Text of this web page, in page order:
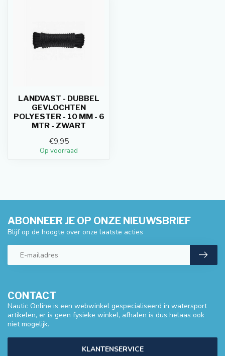
LANDVAST - DUBBEL
GEVLOCHTEN
POLYESTER - 10 MM - 6
MTR - ZWART
€9,95
Op voorraad
CONTACT
Nautic Online is een webwinkel gespecialiseerd in watersport
artikelen, er is geen fysieke winkel, afhalen is dus helaas ook
niet mogelijk.
KLANTENSERVICE
ABONNEER JE OP ONZE NIEUWSBRIEF
Blijf op de hoogte over onze laatste acties